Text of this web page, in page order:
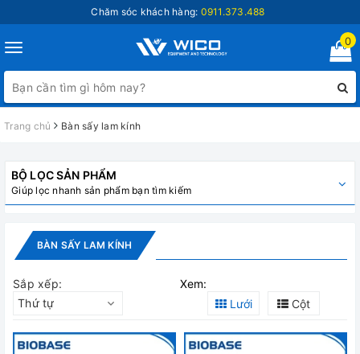
Chăm sóc khách hàng: 0911.373.488
Toggle
navigation
0
Trang chủ Bàn sấy lam kính
BỘ LỌC SẢN PHẨM
Giúp lọc nhanh sản phẩm bạn tìm kiếm
BÀN SẤY LAM KÍNH
Sắp xếp:
Thứ tự
Xem:
Lưới
Cột